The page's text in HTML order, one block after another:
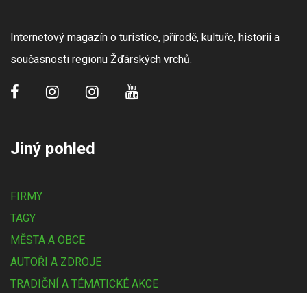
Internetový magazín o turistice, přírodě, kultuře, historii a
současnosti regionu Žďárských vrchů.
Jiný pohled
FIRMY
TAGY
MĚSTA A OBCE
AUTOŘI A ZDROJE
TRADIČNÍ A TÉMATICKÉ AKCE